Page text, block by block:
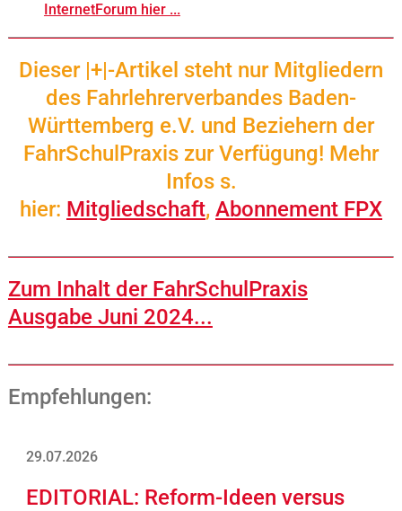
InternetForum hier ...
Dieser |+|-Artikel steht nur Mitgliedern
des Fahrlehrerverbandes Baden-
Württemberg e.V. und Beziehern der
FahrSchulPraxis zur Verfügung! Mehr
Infos s.
hier: Mitgliedschaft, Abonnement FPX
Zum Inhalt der FahrSchulPraxis
Ausgabe Juni 2024...
Empfehlungen:
29.07.2026
EDITORIAL: Reform-Ideen versus